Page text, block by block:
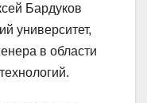
Бардуков
университет,
в области